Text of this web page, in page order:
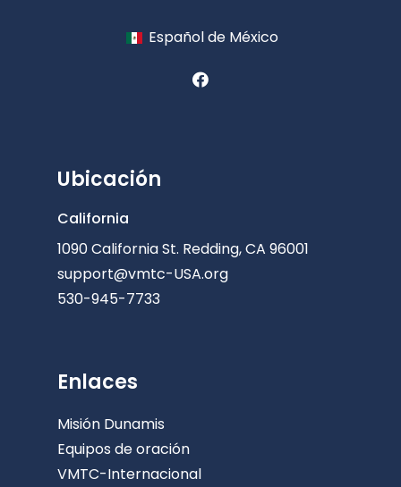
Español de México
Ubicación
California
1090 California St. Redding, CA 96001
support@vmtc-USA.org
530-945-7733
Enlaces
Misión Dunamis
Equipos de oración
VMTC-Internacional